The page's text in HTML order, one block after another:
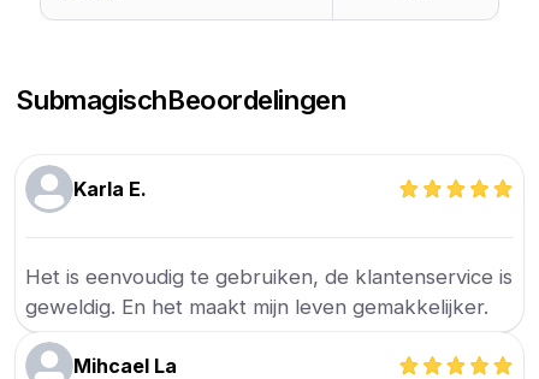
SubmagischBeoordelingen
Karla E.
Het is eenvoudig te gebruiken, de klantenservice is
geweldig. En het maakt mijn leven gemakkelijker.
Mihcael La